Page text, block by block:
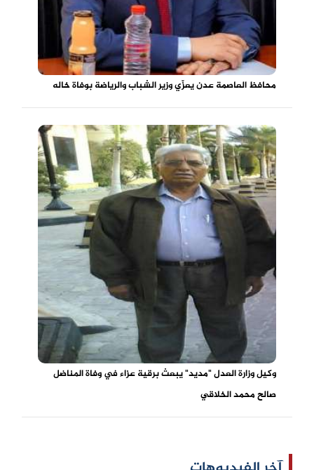
محافظ العاصمة عدن يعزّي وزير الشباب والرياضة بوفاة خاله
وكيل وزارة العدل "مديد" يبعث برقية عزاء في وفاة المناضل
صالح محمد الخلاقي